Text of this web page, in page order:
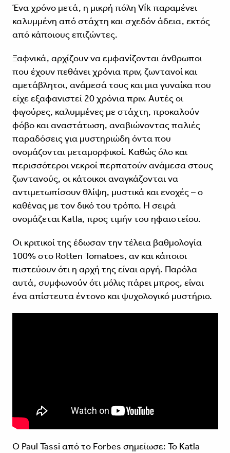
Ένα χρόνο μετά, η μικρή πόλη Vík παραμένει
καλυμμένη από στάχτη και σχεδόν άδεια, εκτός
από κάποιους επιζώντες.
Ξαφνικά, αρχίζουν να εμφανίζονται άνθρωποι
που έχουν πεθάνει χρόνια πριν, ζωντανοί και
αμετάβλητοι, ανάμεσά τους και μια γυναίκα που
είχε εξαφανιστεί 20 χρόνια πριν. Αυτές οι
φιγούρες, καλυμμένες με στάχτη, προκαλούν
φόβο και αναστάτωση, αναβιώνοντας παλιές
παραδόσεις για μυστηριώδη όντα που
ονομάζονται μεταμορφικοί. Καθώς όλο και
περισσότεροι νεκροί περπατούν ανάμεσα στους
ζωντανούς, οι κάτοικοι αναγκάζονται να
αντιμετωπίσουν θλίψη, μυστικά και ενοχές – ο
καθένας με τον δικό του τρόπο. Η σειρά
ονομάζεται Katla, προς τιμήν του ηφαιστείου.
Οι κριτικοί της έδωσαν την τέλεια βαθμολογία
100% στο Rotten Tomatoes, αν και κάποιοι
πιστεύουν ότι η αρχή της είναι αργή. Παρόλα
αυτά, συμφωνούν ότι μόλις πάρει μπρος, είναι
ένα απίστευτα έντονο και ψυχολογικό μυστήριο.
Ο Paul Tassi από το Forbes σημείωσε: Το Katla